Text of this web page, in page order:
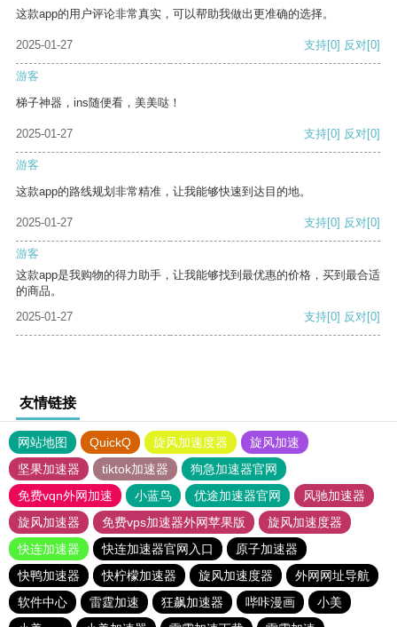
这款app的用户评论非常真实，可以帮助我做出更准确的选择。
2025-01-27 支持[0] 反对[0]
游客
梯子神器，ins随便看，美美哒！
2025-01-27 支持[0] 反对[0]
游客
这款app的路线规划非常精准，让我能够快速到达目的地。
2025-01-27 支持[0] 反对[0]
游客
这款app是我购物的得力助手，让我能够找到最优惠的价格，买到最合适
的商品。
2025-01-27
支持[0] 反对[0]
友情链接
网站地图 QuickQ 旋风加速度器
旋风加速
坚果加速器
tiktok加速器
狗急加速器官网
免费vqn外网加速
小蓝鸟 优途加速器官网
风驰加速器
旋风加速器
免费vps加速器外网苹果版
旋风加速度器
快连加速器
快连加速器官网入口
原子加速器
快鸭加速器
快柠檬加速器 旋风加速度器
外网网址导航
软件中心
雷霆加速 狂飙加速器 哔咔漫画
小美